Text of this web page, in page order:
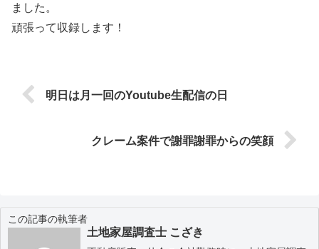
ました。
頑張って収録します！
明日は月一回のYoutube生配信の日
クレーム案件で謝罪謝罪からの笑顔
この記事の執筆者
土地家屋調査士 こざき